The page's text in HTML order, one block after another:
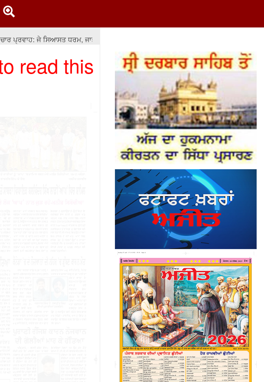
ਪ੍ਰਵਾਹ: ਜੇ ਸਿਆਸਤ ਧਰਮ, ਜਾਤ-ਪਾਤ ਦੇ ਫ਼ਰਕਾਂ ਅਤੇ ਲੁੱਟ-ਖਸੁੱਟ 'ਤੇ ਆਧਾਰਿਤ ਹੋਵੇ ਤਾਂ ਇਸ ਦਾ ਨਤੀਜਾ
read this